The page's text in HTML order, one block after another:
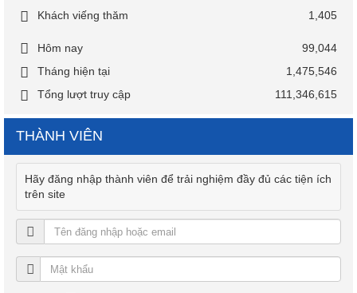
Khách viếng thăm
1,405
Hôm nay
99,044
Tháng hiện tại
1,475,546
Tổng lượt truy cập
111,346,615
THÀNH VIÊN
Hãy đăng nhập thành viên để trải nghiệm đầy đủ các tiện ích
trên site